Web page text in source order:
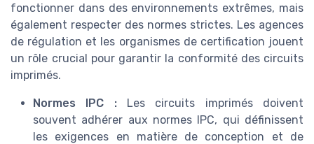
fonctionner dans des environnements extrêmes, mais
également respecter des normes strictes. Les agences
de régulation et les organismes de certification jouent
un rôle crucial pour garantir la conformité des circuits
imprimés.
Normes IPC :Les circuits imprimés doivent
souvent adhérer aux normes IPC, qui définissent
les exigences en matière de conception et de